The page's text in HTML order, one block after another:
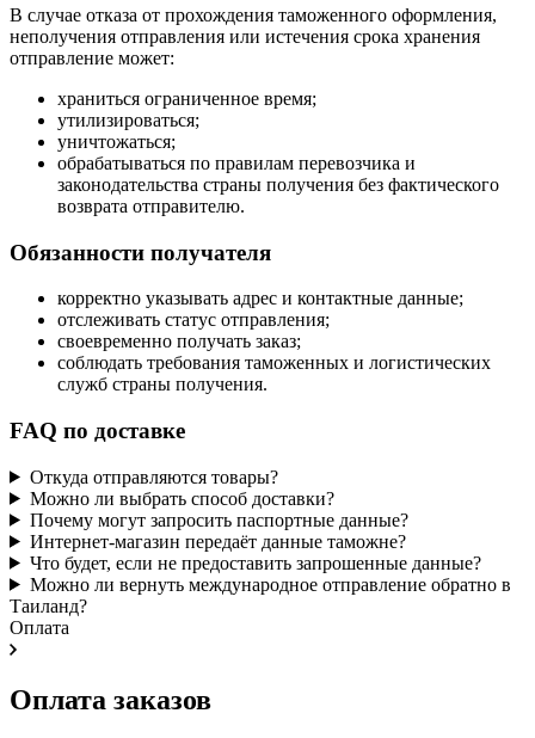
В случае отказа от прохождения таможенного оформления,
неполучения отправления или истечения срока хранения
отправление может:
храниться ограниченное время;
утилизироваться;
уничтожаться;
обрабатываться по правилам перевозчика и
законодательства страны получения без фактического
возврата отправителю.
Обязанности получателя
корректно указывать адрес и контактные данные;
отслеживать статус отправления;
своевременно получать заказ;
соблюдать требования таможенных и логистических
служб страны получения.
FAQ по доставке
Откуда отправляются товары?
Можно ли выбрать способ доставки?
Почему могут запросить паспортные данные?
Интернет-магазин передаёт данные таможне?
Что будет, если не предоставить запрошенные данные?
Можно ли вернуть международное отправление обратно в
Таиланд?
Оплата
Оплата заказов